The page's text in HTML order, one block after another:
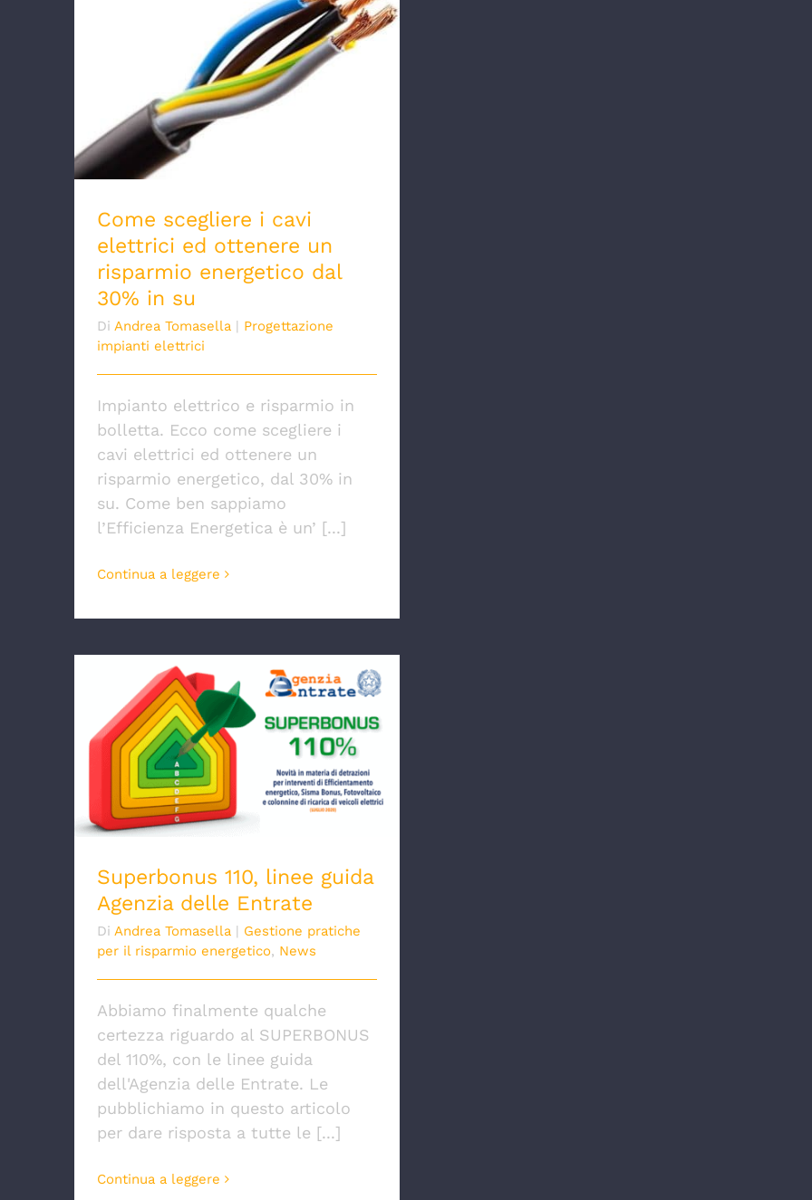
Come scegliere i cavi elettrici ed
ottenere un risparmio energetico dal
30% in su
Come scegliere i cavi
elettrici ed ottenere un
risparmio energetico dal
30% in su
Di Andrea Tomasella | Progettazione
impianti elettrici
Impianto elettrico e risparmio in
bolletta. Ecco come scegliere i
cavi elettrici ed ottenere un
risparmio energetico, dal 30% in
su. Come ben sappiamo
l’Efficienza Energetica è un’ [...]
Continua a leggere
Superbonus 110, linee guida Agenzia
delle Entrate
Superbonus 110, linee guida
Agenzia delle Entrate
Di Andrea Tomasella | Gestione pratiche
per il risparmio energetico, News
Abbiamo finalmente qualche
certezza riguardo al SUPERBONUS
del 110%, con le linee guida
dell'Agenzia delle Entrate. Le
pubblichiamo in questo articolo
per dare risposta a tutte le [...]
Continua a leggere